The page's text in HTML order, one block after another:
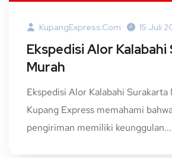
KupangExpress.com 15 Juli
Ekspedisi Alor
Murah
Ekspedisi Alor Kalabahi Surakarta
Kupang Express memahami
pengiriman memiliki keunggulan...